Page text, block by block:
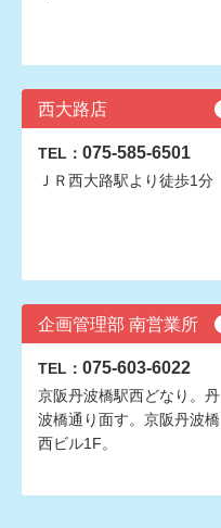
西大路店
TEL： 075-585-6501
ＪＲ西大路駅より徒歩1分
企画管理部 南営業所
TEL： 075-603-6022
京阪丹波橋駅西どなり。丹
波橋通り面す。京阪丹波橋
西ビル1F。